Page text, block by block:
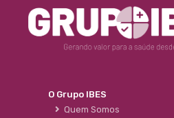
O Grupo IBES
Quem Somos